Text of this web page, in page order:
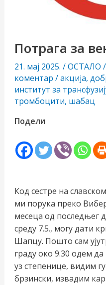
Потрага за
21. мај 2025. /ОСТАЛО
коментар /акција,
институт за
тромбоцити, шабац
Подели
Код сестре на
ми порука преко
месеца од последњег
среду 7.5., могу дати
Шапцу. Пошто сам
граду око 9.30 одем
уз степенице, видим
брзински, извадим